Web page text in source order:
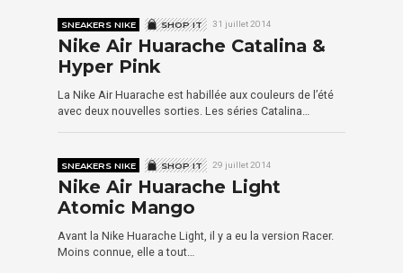
SNEAKERS NIKE SHOP IT 31 juillet 2014
Nike Air Huarache Catalina &
Hyper Pink
La Nike Air Huarache est habillée aux couleurs de l’été
avec deux nouvelles sorties. Les séries Catalina…
SNEAKERS NIKE SHOP IT 29 juillet 2014
Nike Air Huarache Light
Atomic Mango
Avant la Nike Huarache Light, il y a eu la version Racer.
Moins connue, elle a tout…